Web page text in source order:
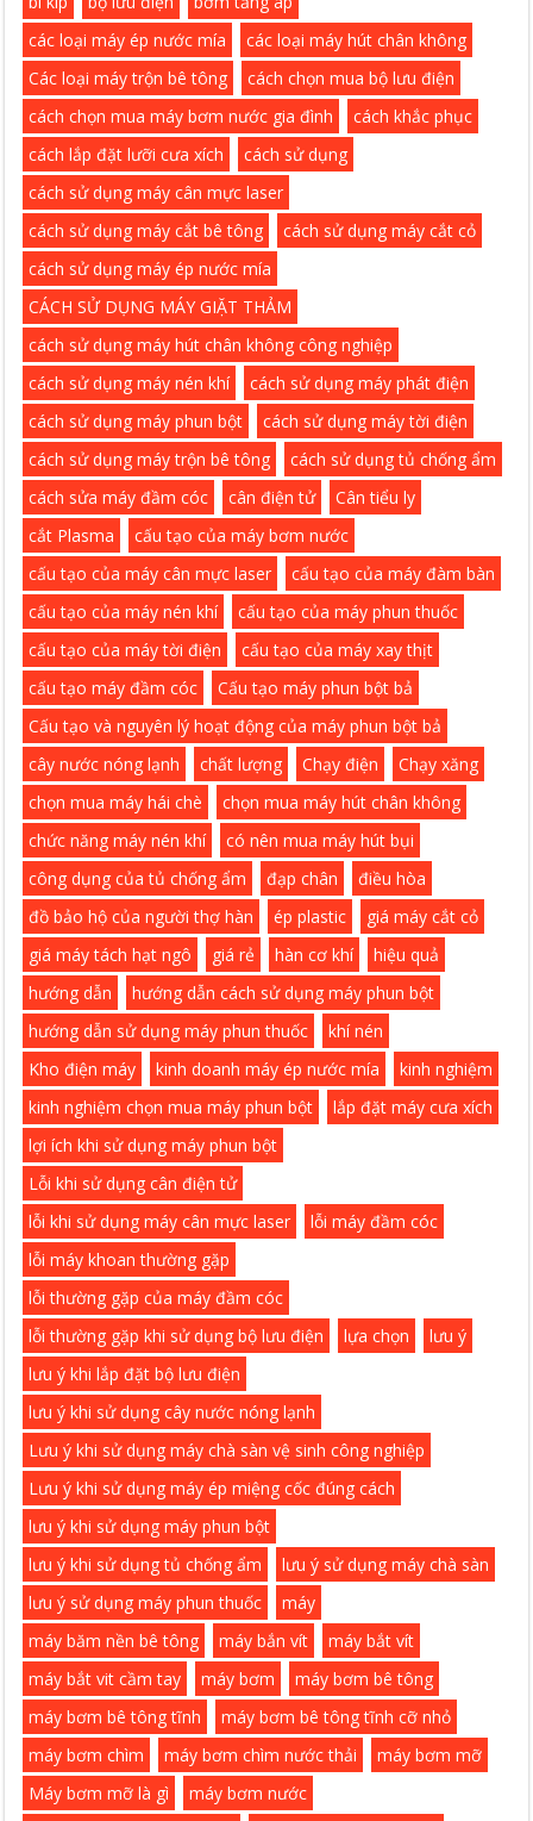
các loại máy ép nước mía
các loại máy hút chân không
Các loại máy trộn bê tông
cách chọn mua bộ lưu điện
cách chọn mua máy bơm nước gia đình
cách khắc phục
cách lắp đặt lưỡi cưa xích
cách sử dụng
cách sử dụng máy cân mực laser
cách sử dụng máy cắt bê tông
cách sử dụng máy cắt cỏ
cách sử dụng máy ép nước mía
CÁCH SỬ DỤNG MÁY GIẶT THẢM
cách sử dụng máy hút chân không công nghiệp
cách sử dụng máy nén khí
cách sử dụng máy phát điện
cách sử dụng máy phun bột
cách sử dụng máy tời điện
cách sử dụng máy trộn bê tông
cách sử dụng tủ chống ẩm
cách sửa máy đầm cóc
cân điện tử
Cân tiểu ly
cắt Plasma
cấu tạo của máy bơm nước
cấu tạo của máy cân mực laser
cấu tạo của máy đàm bàn
cấu tạo của máy nén khí
cấu tạo của máy phun thuốc
cấu tạo của máy tời điện
cấu tạo của máy xay thịt
cấu tạo máy đầm cóc
Cấu tạo máy phun bột bả
Cấu tạo và nguyên lý hoạt động của máy phun bột bả
cây nước nóng lạnh
chất lượng Chạy điện
Chạy xăng
chọn mua máy hái chè
chọn mua máy hút chân không
chức năng máy nén khí
có nên mua máy hút bụi
công dụng của tủ chống ẩm
đạp chân
điều hòa
đồ bảo hộ của người thợ hàn
ép plastic
giá máy cắt cỏ
giá máy tách hạt ngô
giá rẻ hàn cơ khí
hiệu quả
hướng dẫn
hướng dẫn cách sử dụng máy phun bột
hướng dẫn sử dụng máy phun thuốc
khí nén
Kho điện máy
kinh doanh máy ép nước mía
kinh nghiệm
kinh nghiệm chọn mua máy phun bột
lắp đặt máy cưa xích
lợi ích khi sử dụng máy phun bột
Lỗi khi sử dụng cân điện tử
lỗi khi sử dụng máy cân mực laser
lỗi máy đầm cóc
lỗi máy khoan thường gặp
lỗi thường gặp của máy đầm cóc
lỗi thường gặp khi sử dụng bộ lưu điện
lựa chọn
lưu ý
lưu ý khi lắp đặt bộ lưu điện
lưu ý khi sử dụng cây nước nóng lạnh
Lưu ý khi sử dụng máy chà sàn vệ sinh công nghiệp
Lưu ý khi sử dụng máy ép miệng cốc đúng cách
lưu ý khi sử dụng máy phun bột
lưu ý khi sử dụng tủ chống ẩm
lưu ý sử dụng máy chà sàn
lưu ý sử dụng máy phun thuốc
máy
máy băm nền bê tông
máy bắn vít
máy bắt vít
máy bắt vit cầm tay
máy bơm
máy bơm bê tông
máy bơm bê tông tĩnh
máy bơm bê tông tĩnh cỡ nhỏ
máy bơm chìm
máy bơm chìm nước thải
máy bơm mỡ
Máy bơm mỡ là gì
máy bơm nước